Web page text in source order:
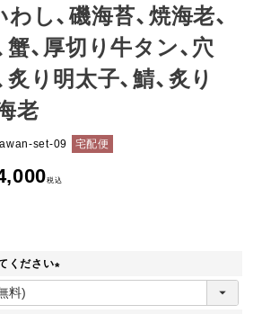
わし、磯海苔、焼海老、
蟹、厚切り牛タン、穴
炙り明太子、鯖、炙り
老
set-09 宅配便
税込
ください
必